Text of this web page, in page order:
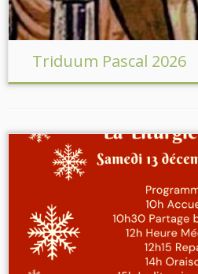
Triduum Pascal 2026